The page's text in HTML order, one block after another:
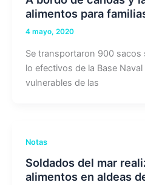
alimentos para
4 mayo, 2020
Se transportaron 900
lo efectivos de la Base
vulnerables de las
Notas
Soldados del mar
alimentos en aldeas